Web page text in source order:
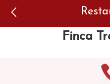
Finca
authorized to show the
ID 546ddaab-b478-4440-
the domain group in the